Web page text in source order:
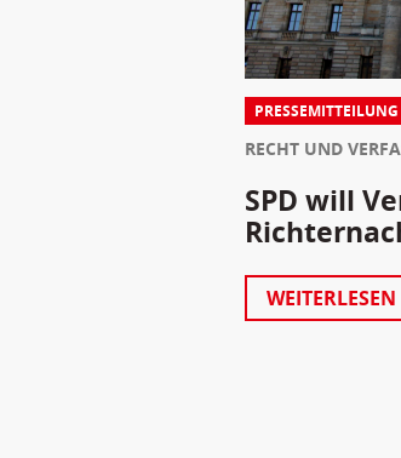
PRESSEMITTEILUNG
RECHT UND
SPD will
WEITERLESEN